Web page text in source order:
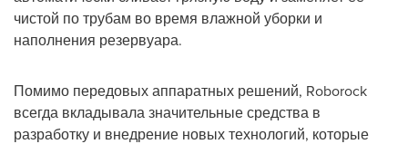
чистой по трубам во время влажной уборки и
наполнения резервуара.
Помимо передовых аппаратных решений, Roborock
всегда вкладывала значительные средства в
разработку и внедрение новых технологий, которые